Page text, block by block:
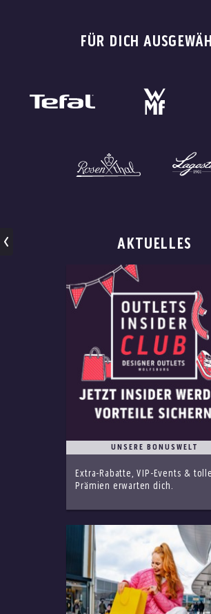
FÜR DICH
AKTUELLES
UNSERE BONUSWELT
Extra-Rabatte, VIP-Events & tolle
Prämien erwarten dich.